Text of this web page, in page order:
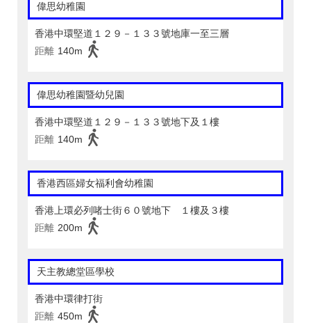
偉思幼稚園
香港中環堅道１２９－１３３號地庫一至三層
距離 140m
偉思幼稚園暨幼兒園
香港中環堅道１２９－１３３號地下及１樓
距離 140m
香港西區婦女福利會幼稚園
香港上環必列啫士街６０號地下 １樓及３樓
距離 200m
天主教總堂區學校
香港中環律打街
距離 450m